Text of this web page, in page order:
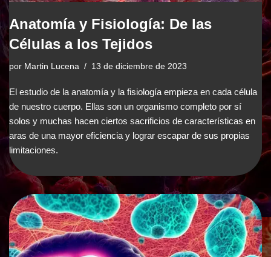
Anatomía y Fisiología: De las
Células a los Tejidos
por Martin Lucena 13 de diciembre de 2023
El estudio de la anatomía y la fisiología empieza en cada célula
de nuestro cuerpo. Ellas son un organismo completo por sí
solos y muchas hacen ciertos sacrificios de características en
aras de una mayor eficiencia y lograr escapar de sus propias
limitaciones.